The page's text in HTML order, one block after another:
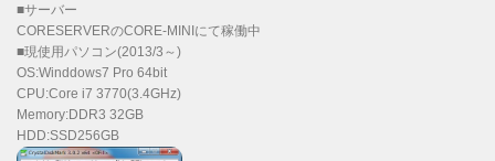
■サーバー
CORESERVERのCORE-MINIにて稼働中
■現使用パソコン(2013/3～)
OS:Winddows7 Pro 64bit
CPU:Core i7 3770(3.4GHz)
Memory:DDR3 32GB
HDD:SSD256GB